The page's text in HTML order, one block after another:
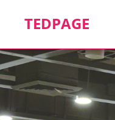
TEDPAGE